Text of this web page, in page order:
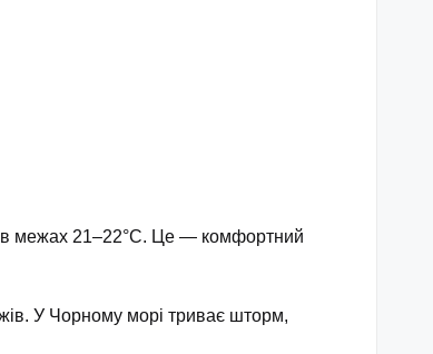
в межах 21–22°С. Це — комфортний
У Чорному морі триває шторм,